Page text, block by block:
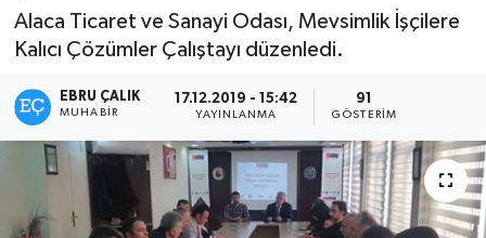
Alaca Ticaret ve Sanayi Odası, Mevsimlik İşçilere
Kalıcı Çözümler Çalıştayı düzenledi.
EBRU ÇALIK
MUHABIR
17.12.2019 - 15:42
YAYINLANMA
91
GÖSTERIM